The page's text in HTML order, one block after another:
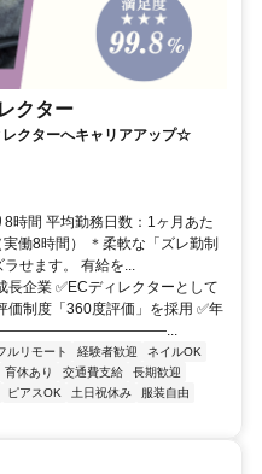
クター
クターへキャリアアップ☆
時間 平均勤務日数：1ヶ月あた
働8時間） ＊柔軟な「ズレ勤制
せます。 有給を...
長企業 ✅ECディレクターとして
価制度「360度評価」を採用 ✅年
み ―――――――――――――...
ルリモート 経験者歓迎
ネイルOK
育休あり 交通費支給
長期歓迎
ピアスOK 土日祝休み
服装自由